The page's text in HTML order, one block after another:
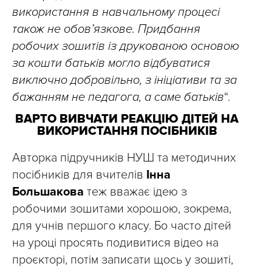
використання в навчальному процесі
також не обов’язкове. Придбання
робочих зошитів із друкованою основою
за кошти батьків могло відбуватися
виключно добровільно, з ініціативи та за
бажанням не педагога, а саме батьків“.
ВАРТО ВИВЧАТИ РЕАКЦІЮ ДІТЕЙ НА
ВИКОРИСТАННЯ ПОСІБНИКІВ
Авторка підручників НУШ та методичних
посібників для вчителів Інна
Большакова теж вважає ідею з
робочими зошитами хорошою, зокрема,
для учнів першого класу. Бо часто дітей
на уроці просять подивитися відео на
проєкторі, потім записати щось у зошиті,